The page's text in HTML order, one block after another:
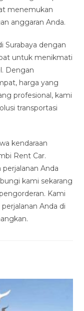
menemukan
anggaran Anda.
Surabaya dengan
untuk menikmati
Dengan
harga yang
profesional, kami
transportasi
kendaraan
Rent Car.
Anda
kami sekarang
Kami
Anda di